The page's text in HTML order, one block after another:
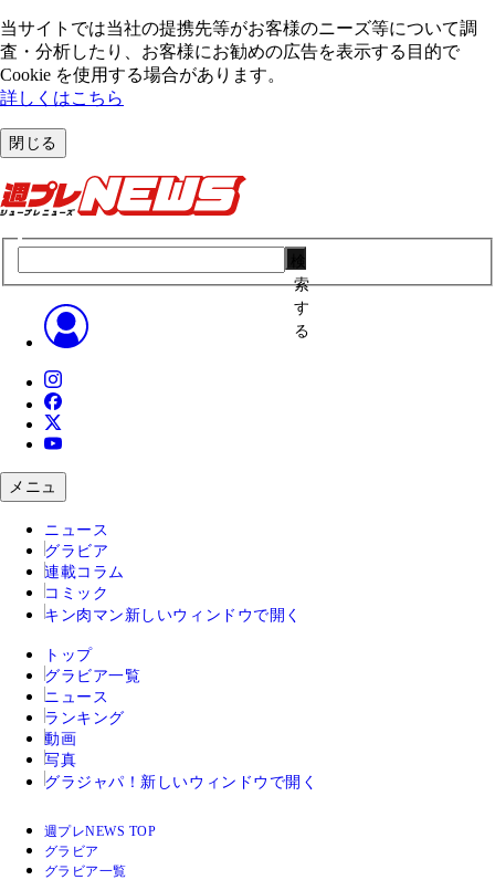
当サイトでは当社の提携先等がお客様のニーズ等について調
査・分析したり、お客様にお勧めの広告を表⽰する⽬的で
Cookie を使⽤する場合があります。
詳しくはこちら
閉じる
索
す
る
メニュ
ニュース
グラビア
連載コラム
コミック
キン肉マン 新しいウィンドウで開く
トップ
グラビア一覧
ニュース
ランキング
動画
写真
グラジャパ！ 新しいウィンドウで開く
週プレNEWS TOP
グラビア
グラビア一覧